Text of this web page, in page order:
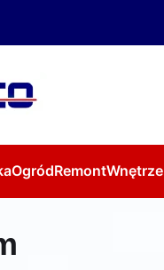
OgródRemontWnętrze